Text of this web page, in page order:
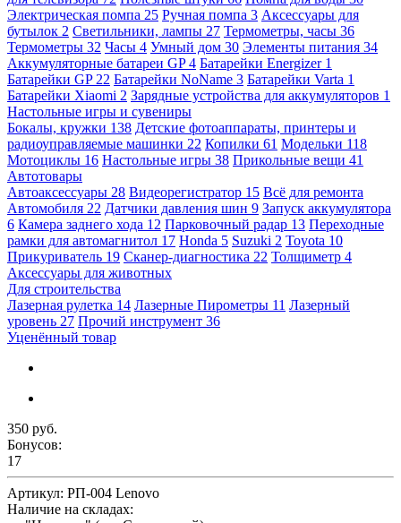
Электрическая помпа 25 Ручная помпа 3 Аксессуары для
бутылок 2 Светильники, лампы 27 Термометры, часы 36
Термометры 32 Часы 4 Умный дом 30 Элементы питания 34
Аккумуляторные батареи GP4 Батарейки Energizer 1
Батарейки GP 22 Батарейки NoName 3 Батарейки Varta 1
Батарейки Xiaomi 2 Зарядные устройства для аккумуляторов 1
Настольные игры и сувениры
Бокалы, кружки 138 Детские фотоаппараты, принтеры и
радиоуправляемые машинки 22 Копилки 61 Модельки 118
Мотоциклы 16 Настольные игры 38 Прикольные вещи 41
Автотовары
Автоаксессуары 28 Видеорегистратор 15 Всё для ремонта
Автомобиля 22 Датчики давления шин 9 Запуск аккумулятора
6 Камера заднего хода 12 Парковочный радар 13 Переходные
рамки для автомагнитол 17 Honda 5 Suzuki 2 Toyota 10
Прикуриватель 19 Сканер-диагностика 22 Толщиметр 4
Аксессуары для животных
Для строительства
Лазерная рулетка 14 Лазерные Пирометры 11 Лазерный
уровень 27 Прочий инструмент 36
Уценённый товар
350 руб.
Бонусов:
17
Артикул: РП-004 Lenovo
Наличие на складах: